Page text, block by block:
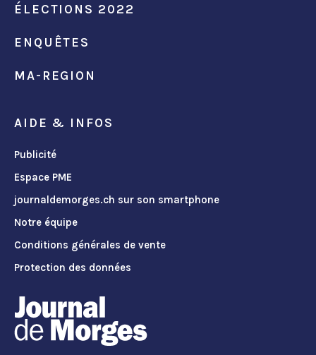
ÉLECTIONS 2022
ENQUÊTES
MA-REGION
AIDE & INFOS
Publicité
Espace PME
journaldemorges.ch sur son smartphone
Notre équipe
Conditions générales de vente
Protection des données